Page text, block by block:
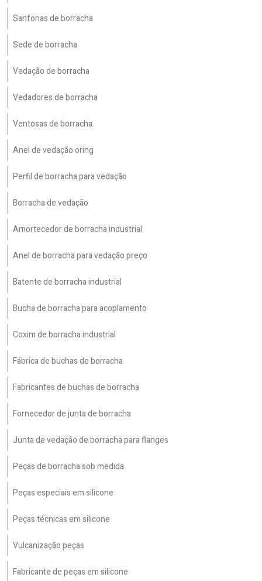
Sanfonas de borracha
Sede de borracha
Vedação de borracha
Vedadores de borracha
Ventosas de borracha
Anel de vedação oring
Perfil de borracha para vedação
Borracha de vedação
Amortecedor de borracha industrial
Anel de borracha para vedação preço
Batente de borracha industrial
Bucha de borracha para acoplamento
Coxim de borracha industrial
Fábrica de buchas de borracha
Fabricantes de buchas de borracha
Fornecedor de junta de borracha
Junta de vedação de borracha para flanges
Peças de borracha sob medida
Peças especiais em silicone
Peças técnicas em silicone
Vulcanização peças
Fabricante de peças em silicone